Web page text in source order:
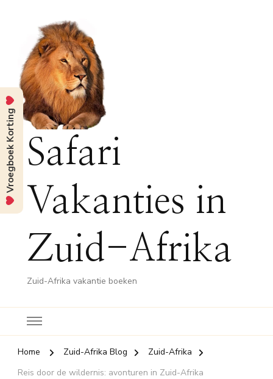
Safari
Vakanties in
Zuid-Afrika
Zuid-Afrika vakantie boeken
Home Zuid-Afrika Blog
Zuid-Afrika
Reis door de wildernis: avonturen in Zuid-Afrika
Vroegboek Korting